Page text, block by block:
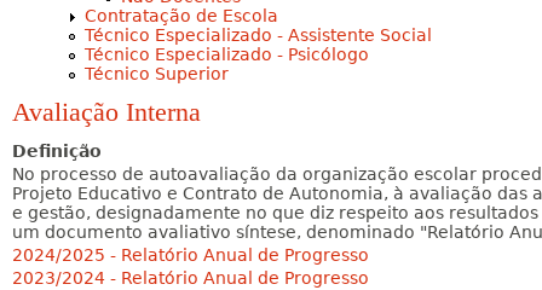
Contratação de Escola
Técnico Especializado - Assistente Social
Técnico Especializado - Psicólogo
Técnico Superior
Avaliação Interna
Definição
No processo de autoavaliação da organização escolar
Projeto Educativo e Contrato de Autonomia, à avaliação
e gestão, designadamente no que diz respeito aos
um documento avaliativo síntese, denominado "Relatório
2024/2025 - Relatório Anual de Progresso
2023/2024 - Relatório Anual de Progresso